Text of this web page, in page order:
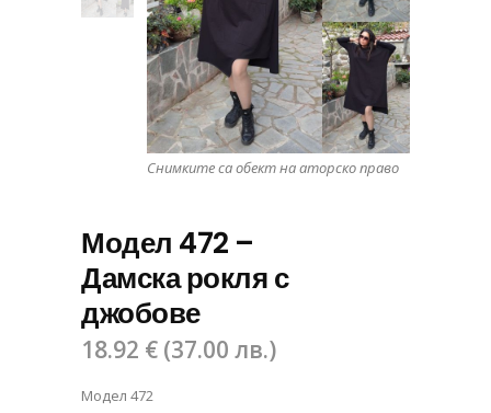
Снимките са обект на аторско право
Модел 472 –
Дамска рокля с
джобове
18.92 € (37.00 лв.)
Модел 472